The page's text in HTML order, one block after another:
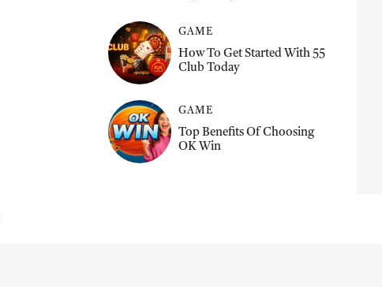
GAME
How To Get Started With 55
Club Today
GAME
Top Benefits Of Choosing
OK Win